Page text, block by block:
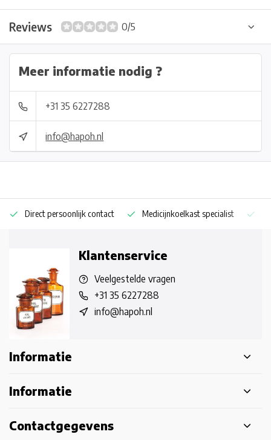
Reviews 0/5
Meer informatie nodig ?
+31 35 6227288
info@hapoh.nl
Direct persoonlijk contact Medicijnkoelkast specialist
Klantenservice
Veelgestelde vragen
+31 35 6227288
info@hapoh.nl
Informatie
Informatie
Contactgegevens